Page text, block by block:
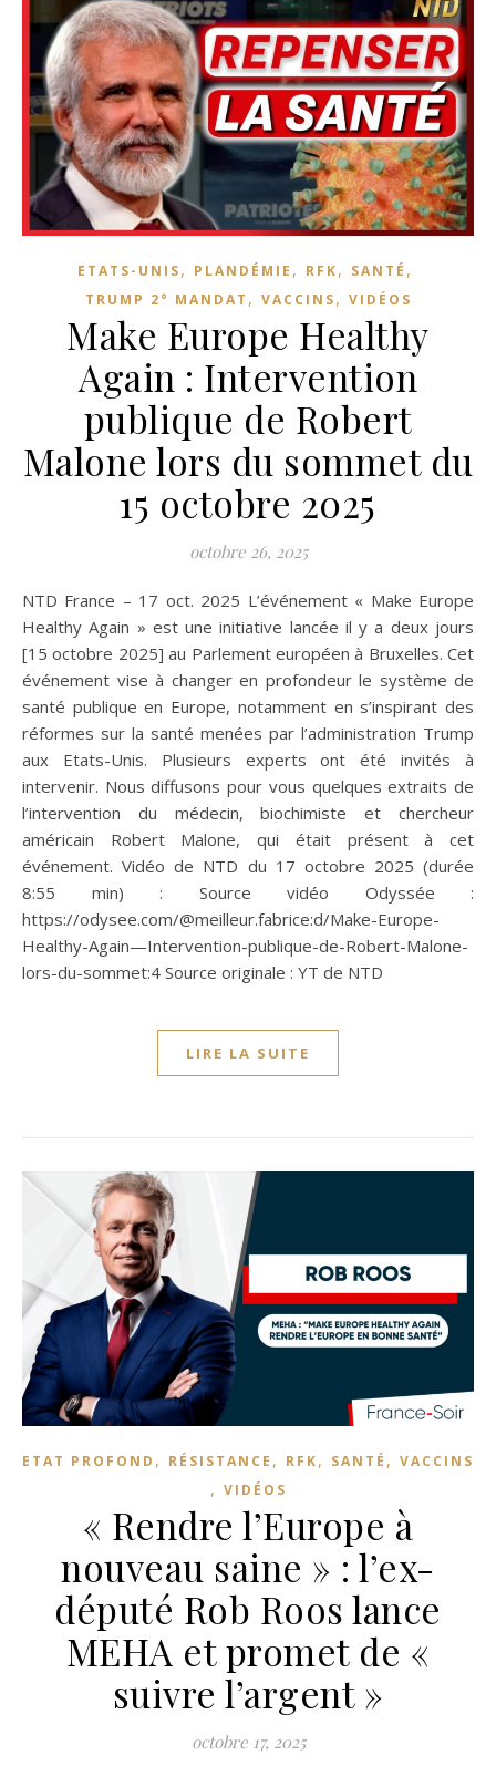
ETATS-UNIS, PLANDÉMIE , RFK, SANTÉ ,
TRUMP 2° MANDAT , VACCINS, VIDÉOS
Make Europe Healthy
Again : Intervention
publique de Robert
Malone lors du sommet du
15 octobre 2025
octobre 26, 2025
NTD France – 17 oct. 2025 L’événement « Make Europe
Healthy Again » est une initiative lancée il y a deux jours
[15 octobre 2025] au Parlement européen à Bruxelles. Cet
événement vise à changer en profondeur le système de
santé publique en Europe, notamment en s’inspirant des
réformes sur la santé menées par l’administration Trump
aux Etats-Unis. Plusieurs experts ont été invités à
intervenir. Nous diffusons pour vous quelques extraits de
l’intervention du médecin, biochimiste et chercheur
américain Robert Malone, qui était présent à cet
événement. Vidéo de NTD du 17 octobre 2025 (durée
8:55 min) : Source vidéo Odyssée :
https://odysee.com/@meilleur.fabrice:d/Make-Europe-
Healthy-Again—Intervention-publique-de-Robert-Malone-
lors-du-sommet:4 Source originale : YT de NTD
LIRE LA SUITE
ETAT PROFOND , RÉSISTANCE , RFK, SANTÉ , VACCINS
, VIDÉOS
« Rendre l’Europe à
nouveau saine » : l’ex-
député Rob Roos lance
MEHA et promet de «
suivre l’argent »
octobre 17, 2025